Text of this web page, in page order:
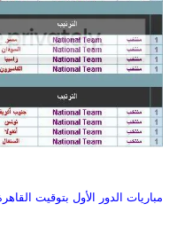
مباريات الدور الأول بتوقيت القاهرة